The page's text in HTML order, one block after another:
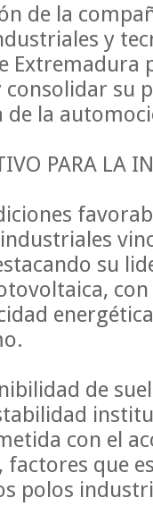
de la
y
Extremadura
su
de la
PARA LA
su
de
con el
factores que
polos